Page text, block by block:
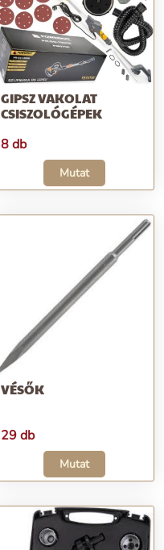
GIPSZ VAKOLAT
CSISZOLÓGÉPEK
8 db
Mutat
VÉSŐK
29 db
Mutat